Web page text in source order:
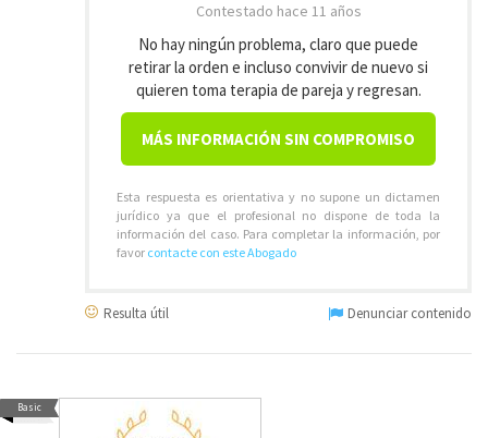
Contestado hace 11 años
No hay ningún problema, claro que puede
retirar la orden e incluso convivir de nuevo si
quieren toma terapia de pareja y regresan.
MÁS INFORMACIÓN SIN COMPROMISO
Esta respuesta es orientativa y no supone un dictamen
jurídico ya que el profesional no dispone de toda la
información del caso. Para completar la información, por
favor contacte con este Abogado
Resulta útil Denunciar contenido
Basic